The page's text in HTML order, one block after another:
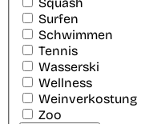
Squash
Surfen
Schwimmen
Tennis
Wasserski
Wellness
Weinverkostung
Zoo